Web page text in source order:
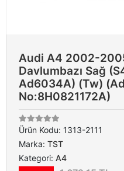
Audi A4 2002-
Davlumbazı Sağ
Ad6034A) (Tw)
No:8H0821172A)
Ürün Kodu: 1313-2111
Marka: TST
Kategori: A4